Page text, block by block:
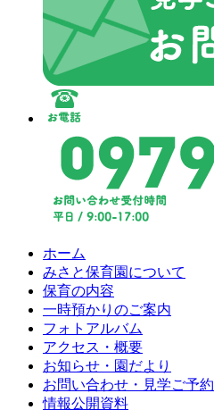
ホーム
みさと保育園について
保育の内容
一時預かりのご案内
フォトアルバム
アクセス・概要
お知らせ・園だより
お問い合わせ・見学ご予約
情報公開資料